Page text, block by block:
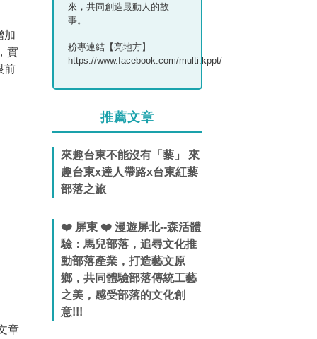
來，共同創造最動人的故
事。
粉專連結【亮地方】
https://www.facebook.com/multi.kppt/
加
實
前
章
推薦文章
來趣台東不能沒有「藜」 來
趣台東x達人帶路x台東紅藜
部落之旅
❤️ 屏東 ❤️ 漫遊屏北--森活體
驗：馬兒部落，追尋文化推
動部落產業，打造藝文原
鄉，共同體驗部落傳統工藝
之美，感受部落的文化創
意!!!